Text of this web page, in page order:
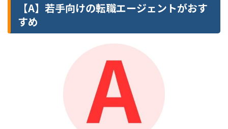
【A】若手向けの転職エージェントがおす
すめ